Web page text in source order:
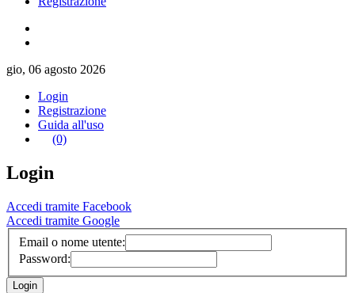
gio, 06 agosto 2026
Login
Registrazione
Guida all'uso
(0)
Login
Accedi tramite Facebook
Accedi tramite Google
Email o nome utente:
Password: